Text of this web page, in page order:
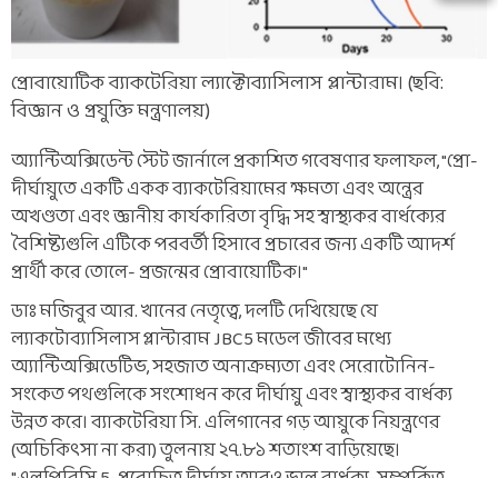
প্রোবায়োটিক ব্যাকটেরিয়া ল্যাক্টোব্যাসিলাস প্লান্টারাম। (ছবি:
বিজ্ঞান ও প্রযুক্তি মন্ত্রণালয়)
অ্যান্টিঅক্সিডেন্ট স্টেট জার্নালে প্রকাশিত গবেষণার ফলাফল, "প্রো-
দীর্ঘায়ুতে একটি একক ব্যাকটেরিয়ামের ক্ষমতা এবং অন্ত্রের
অখণ্ডতা এবং জ্ঞানীয় কার্যকারিতা বৃদ্ধি সহ স্বাস্থ্যকর বার্ধক্যের
বৈশিষ্ট্যগুলি এটিকে পরবর্তী হিসাবে প্রচারের জন্য একটি আদর্শ
প্রার্থী করে তোলে- প্রজন্মের প্রোবায়োটিক।"
ডাঃ মজিবুর আর. খানের নেতৃত্বে, দলটি দেখিয়েছে যে
ল্যাকটোব্যাসিলাস প্লান্টারাম JBC5 মডেল জীবের মধ্যে
অ্যান্টিঅক্সিডেটিভ, সহজাত অনাক্রম্যতা এবং সেরোটোনিন-
সংকেত পথগুলিকে সংশোধন করে দীর্ঘায়ু এবং স্বাস্থ্যকর বার্ধক্য
উন্নত করে। ব্যাকটেরিয়া সি. এলিগানের গড় আয়ুকে নিয়ন্ত্রণের
(অচিকিৎসা না করা) তুলনায় ২৭.৮১ শতাংশ বাড়িয়েছে।